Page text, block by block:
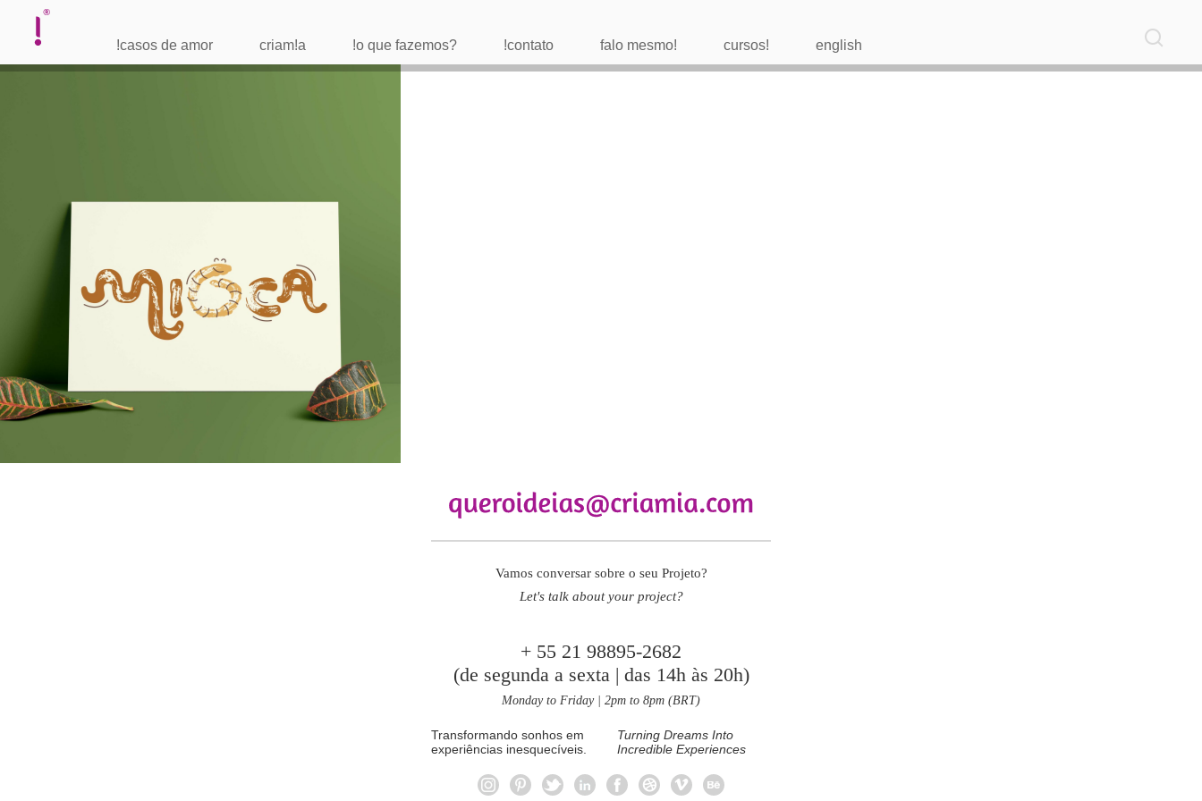
!casos de amor criam!a !o que fazemos? !contato falo mesmo! cursos! english
felicidade - Pernambuco
identidade visual
Vamos conversar sobre o seu Projeto?
Let's talk about your project?
+ 55 21 98895-2682
(de segunda a sexta | das 14h às 20h)
Monday to Friday | 2pm to 8pm (BRT)
Transformando sonhos em
experiências inesquecíveis.
Turning Dreams Into
Incredible Experiences